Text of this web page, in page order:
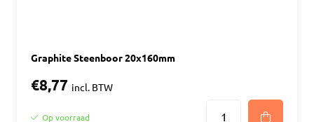
Graphite Steenboor 20x160mm
€8,77 incl. BTW
Op voorraad